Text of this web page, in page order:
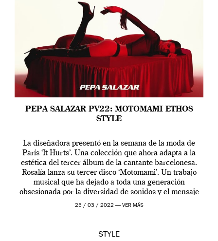
PEPA SALAZAR PV22: MOTOMAMI ETHOS
STYLE
La diseñadora presentó en la semana de la moda de
París ‘It Hurts’. Una colección que ahora adapta a la
estética del tercer álbum de la cantante barcelonesa.
Rosalía lanza su tercer disco ‘Motomami’. Un trabajo
musical que ha dejado a toda una generación
obsesionada por la diversidad de sonidos y el mensaje
profundo que […]
25 / 03 / 2022 — VER MÁS
STYLE